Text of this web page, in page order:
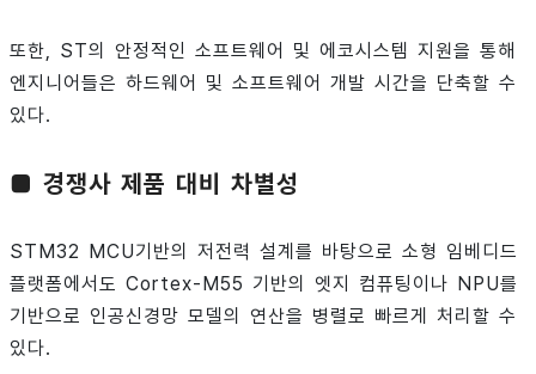
또한, ST의 안정적인 소프트웨어 및 에코시스템 지원을 통해
엔지니어들은 하드웨어 및 소프트웨어 개발 시간을 단축할 수
있다.
■ 경쟁사 제품 대비 차별성
STM32 MCU기반의 저전력 설계를 바탕으로 소형 임베디드
플랫폼에서도 Cortex-M55 기반의 엣지 컴퓨팅이나 NPU를
기반으로 인공신경망 모델의 연산을 병렬로 빠르게 처리할 수
있다.